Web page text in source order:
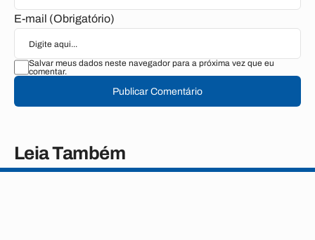
E-mail (Obrigatório)
Salvar meus dados neste navegador para a próxima vez que eu
comentar.
Publicar Comentário
Leia Também